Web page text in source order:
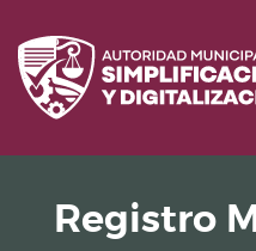
Registro